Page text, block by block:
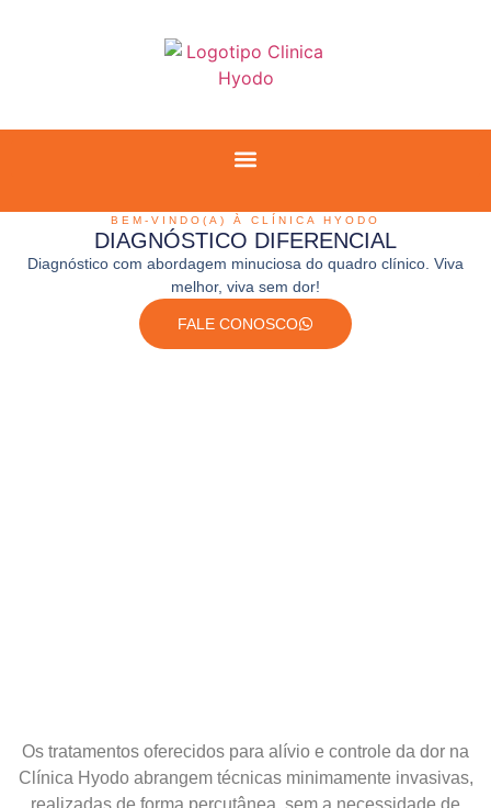
BEM-VINDO(A) À CLÍNICA HYODO
DIAGNÓSTICO DIFERENCIAL
Diagnóstico com abordagem minuciosa do quadro clínico. Viva
melhor, viva sem dor!
FALE CONOSCO
Os tratamentos oferecidos para alívio e controle da dor na
Clínica Hyodo abrangem técnicas minimamente invasivas,
realizadas de forma percutânea, sem a necessidade de